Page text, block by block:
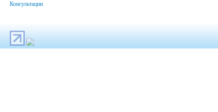
Консультации